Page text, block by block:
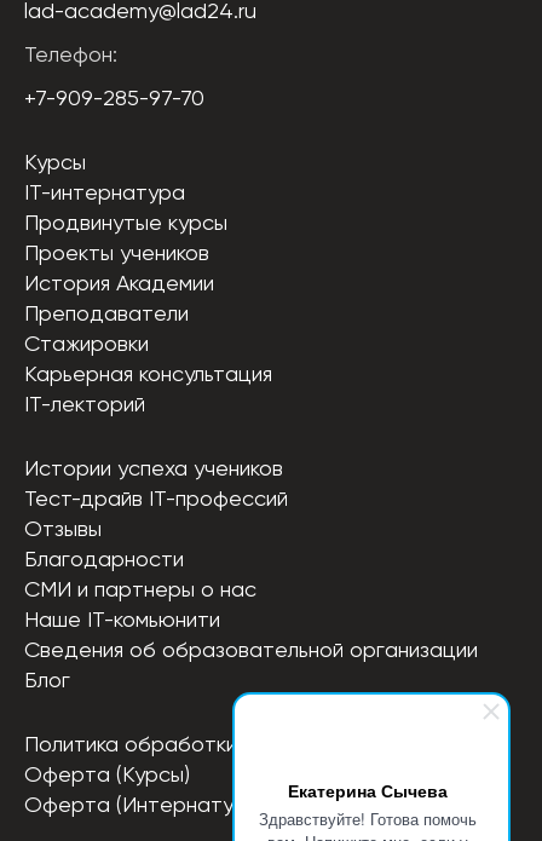
Екатерина Сычева
Здравствуйте! Готова помочь
lad-academy@lad24.ru
Телефон:
+7-909-285-97-70
Курсы
IT-интернатура
Продвинутые курсы
Проекты учеников
История Академии
Преподаватели
Стажировки
Карьерная консультация
IT-лекторий
Истории успеха учеников
Тест-драйв IT-профессий
Отзывы
Благодарности
СМИ и партнеры о нас
Наше IT-комьюнити
Сведения об образовательной организации
Блог
Политика обработки персональных данных
Оферта (Курсы)
Оферта (Интернатура)